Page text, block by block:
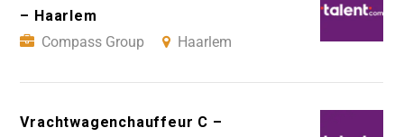
– Haarlem
Compass Group
Haarlem
Vrachtwagenchauffeur C –